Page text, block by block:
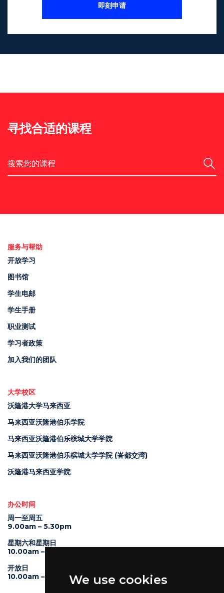
We use cookies
即刻申请
寻找合适的课程
搜索
服务与帮助
开放学习
图书馆
学生电邮
学生手册
职业测试
学习者政策
加入我们的团队
大学校区
沃隆港大学马来西亚
马来西亚沃隆港伯乐学院
马来西亚沃隆港伯乐槟城大学学院
马来西亚沃隆港伯乐槟城大学学院 (峇都交湾)
沃隆港马来西亚学院
办公时间
周一至周五
9.00am – 5.30pm
星期六和星期日
10.00am – 4.00pm
开放日
10.00am – 5.00pm